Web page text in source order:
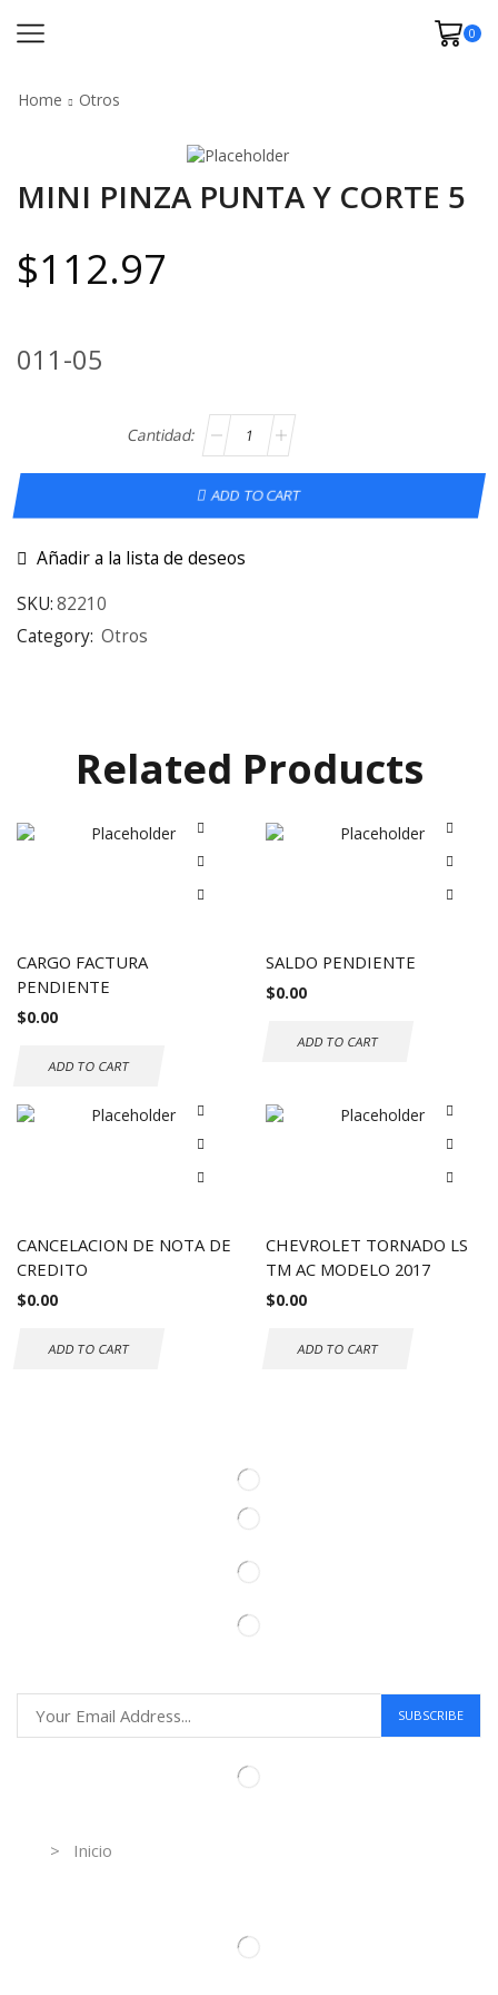
0
Home Otros
MINI PINZA PUNTA Y CORTE 5
$112.97
011-05
ADD TO CART
Añadir a la lista de deseos
SKU:82210
Category: Otros
Related Products
CARGO FACTURA
PENDIENTE
$0.00
ADD TO CART
SALDO PENDIENTE
$0.00
ADD TO CART
CANCELACION DE NOTA DE
CREDITO
$0.00
ADD TO CART
CHEVROLET TORNADO LS
TM AC MODELO 2017
$0.00
ADD TO CART
> Inicio